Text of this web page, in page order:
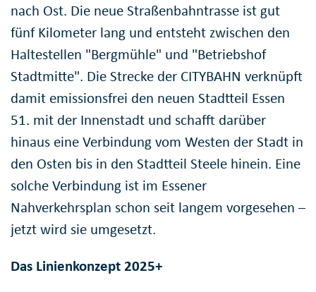
nach Ost. Die neue Straßenbahntrasse ist gut
fünf Kilometer lang und entsteht zwischen den
Haltestellen "Bergmühle" und "Betriebshof
Stadtmitte". Die Strecke der CITYBAHN verknüpft
damit emissionsfrei den neuen Stadtteil Essen
51. mit der Innenstadt und schafft darüber
hinaus eine Verbindung vom Westen der Stadt in
den Osten bis in den Stadtteil Steele hinein. Eine
solche Verbindung ist im Essener
Nahverkehrsplan schon seit langem vorgesehen –
jetzt wird sie umgesetzt.
Das Linienkonzept 2025+